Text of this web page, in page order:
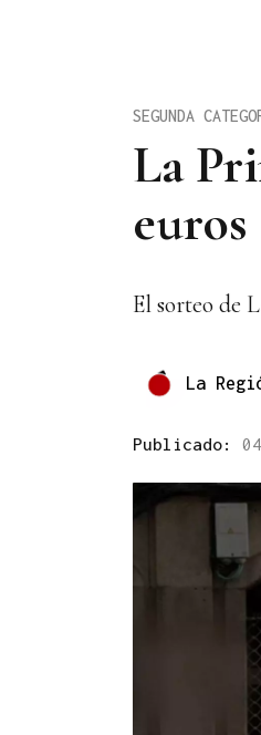
La
SEGUNDA
El sorteo de
La
Publicado: